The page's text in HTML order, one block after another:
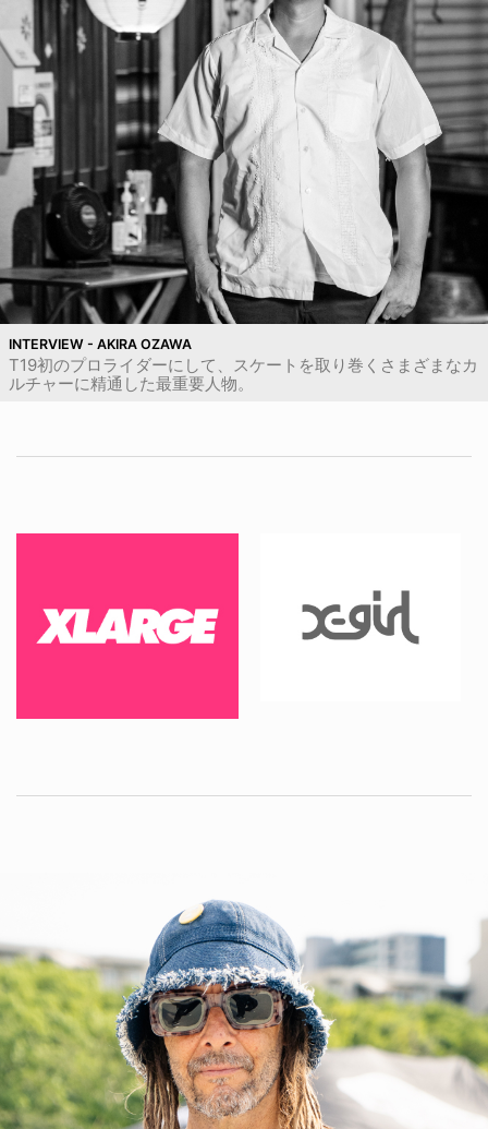
INTERVIEW - AKIRA OZAWA
T19初のプロライダーにして、スケートを取り巻くさまざまなカ
ルチャーに精通した最重要人物。